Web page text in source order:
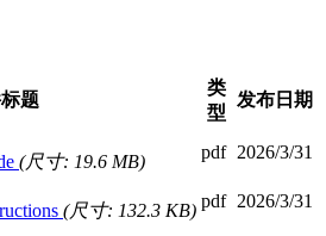
题
类
型
发布日期
(尺寸: 19.6 MB) pdf 2026/3/31
(尺寸: 132.3 KB) pdf 2026/3/31